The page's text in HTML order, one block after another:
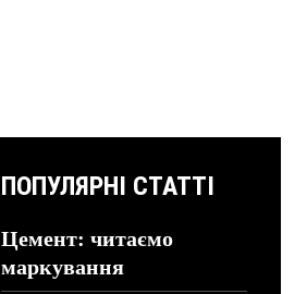
ПОПУЛЯРНІ СТАТТІ
Цемент: читаємо
маркування